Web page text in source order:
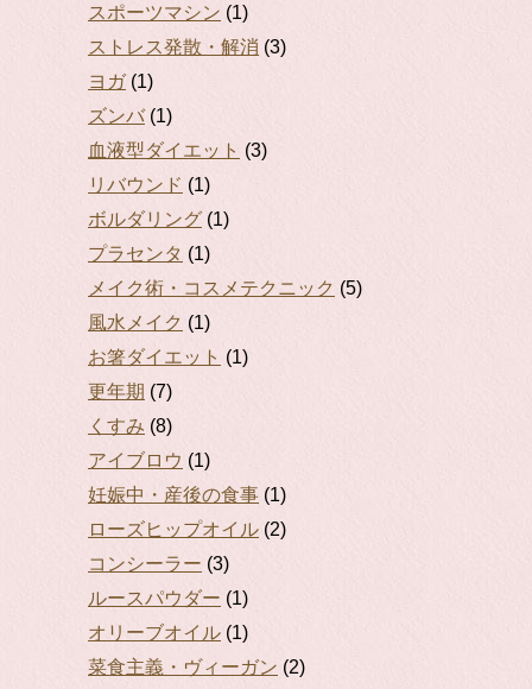
スポーツマシン (1)
ストレス発散・解消 (3)
ヨガ(1)
ズンバ(1)
血液型ダイエット (3)
リバウンド (1)
ボルダリング (1)
プラセンタ (1)
メイク術・コスメテクニック (5)
風水メイク (1)
お箸ダイエット (1)
更年期 (7)
くすみ (8)
アイブロウ (1)
妊娠中・産後の食事 (1)
ローズヒップオイル (2)
コンシーラー (3)
ルースパウダー (1)
オリーブオイル (1)
菜食主義・ヴィーガン (2)